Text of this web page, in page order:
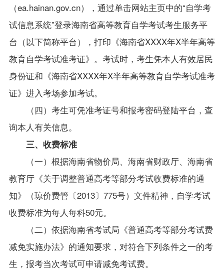
（ea.hainan.gov.cn），通过单击网站主页中的“自学考
试信息系统”登录海南省高等教育自学考试考生服务平
台（以下简称平台），打印《海南省XXXX年X半年高等
教育自学考试准考证》。考试时，考生凭本人有效居民
身份证和《海南省XXXX年X半年高等教育自学考试准考
证》进入考场参加考试。
（四）考生可凭准考证号和报考密码登陆平台，查
询本人有关信息。
三、收费标准
（一）根据海南省物价局、海南省财政厅、海南省
教育厅《关于调整普通高考等部分考试收费标准的通
知》（琼价费管〔2013〕775号）文件精神，自学考试
收费标准为每人每科50元。
（二）依据海南省考试局《普通高考等部分考试费
减免实施办法》的通知要求，对符合下列条件之一的考
生，报考当次考试可申请减免考试费。